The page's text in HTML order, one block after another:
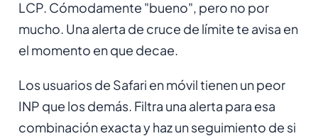
LCP. Cómodamente "bueno", pero no por
mucho. Una alerta de cruce de límite te avisa en
el momento en que decae.
Los usuarios de Safari en móvil tienen un peor
INP que los demás. Filtra una alerta para esa
combinación exacta y haz un seguimiento de si